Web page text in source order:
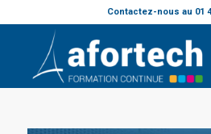
Contactez-nous au 01